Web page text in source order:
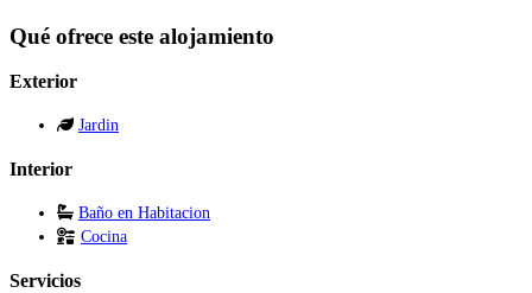
Qué ofrece este alojamiento
Exterior
Jardin
Interior
Baño en Habitacion
Cocina
Servicios